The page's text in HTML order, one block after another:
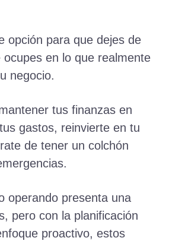
opción para que dejes de
en lo que realmente
negocio.
tus finanzas en
gastos, reinvierte en tu
de tener un colchón
operando presenta una
pero con la planificación
proactivo, estos